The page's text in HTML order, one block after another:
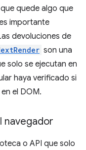
quede algo que
importante
devoluciones de
son una
solo se ejecutan en
haya verificado si
el DOM.
navegador
o API que solo